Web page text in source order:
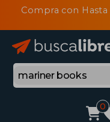
Compra con
0